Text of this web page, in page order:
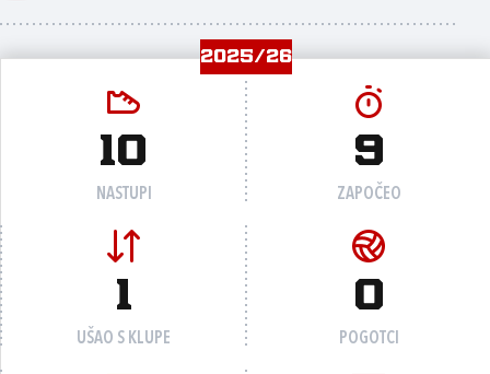
2025/26
10
NASTUPI
9
ZAPOČEO
1
UŠAO S KLUPE
0
POGOTCI